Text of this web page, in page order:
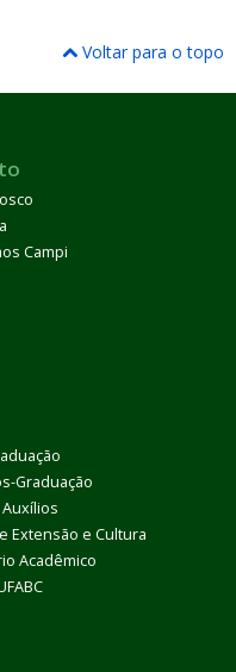
Voltar para o topo
Campi
Graduação
Extensão e Cultura
Acadêmico